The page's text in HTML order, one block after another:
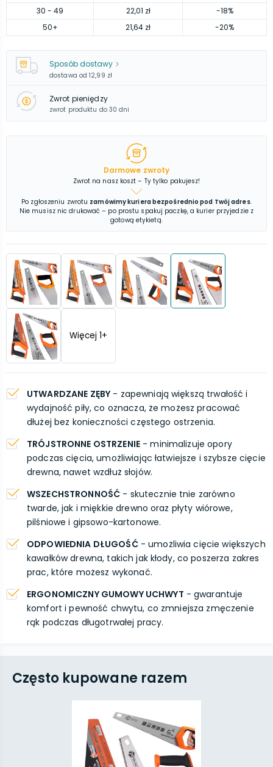
30 - 49 22,01 zł
-18%
50+ 21,64 zł -20%
Sposób dostawy
dostawa od 12,99 zł
Zwrot pieniędzy
zwrot produktu do 30 dni
Darmowe zwroty
Zwrot na nasz koszt – Ty tylko pakujesz!
Po zgłoszeniu zwrotu zamówimy kuriera bezpośrednio pod Twój adres.
Nie musisz nic drukować – po prostu spakuj paczkę, a kurier przyjedzie z
gotową etykietą.
Więcej 1+
UTWARDZANE ZĘBY - zapewniają większą trwałość i
wydajność piły, co oznacza, że możesz pracować
dłużej bez konieczności częstego ostrzenia.
TRÓJSTRONNE OSTRZENIE- minimalizuje opory
podczas cięcia, umożliwiając łatwiejsze i szybsze cięcie
drewna, nawet wzdłuż słojów.
WSZECHSTRONNOŚĆ - skutecznie tnie zarówno
twarde, jak i miękkie drewno oraz płyty wiórowe,
pilśniowe i gipsowo-kartonowe.
ODPOWIEDNIA DŁUGOŚĆ- umożliwia cięcie większych
kawałków drewna, takich jak kłody, co poszerza zakres
prac, które możesz wykonać.
ERGONOMICZNY GUMOWY UCHWYT - gwarantuje
komfort i pewność chwytu, co zmniejsza zmęczenie
rąk podczas długotrwałej pracy.
Często kupowane razem